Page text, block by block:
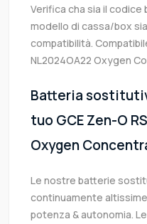
Verifica cha sia il codice
modello di cassa/box
compatibilità.
NL2024OA22 Oxygen
Batteria
tuo GCE Zen-O
Oxygen
Le nostre batterie
continuamente
potenza & autonomia.